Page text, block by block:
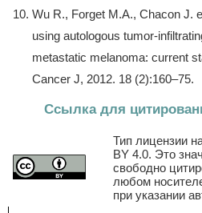
Wu R., Forget M.A., Chacon J.
using autologous tumor-
metastatic melanoma: current
Cancer J, 2012. 18 (2):160–75.
Ссылка для
Тип лицензии
BY 4.0. Это
свободно
любом
при указании